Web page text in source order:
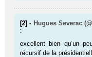
[2] - Hugues Severac
:
excellent bien qu’un
récursif de la